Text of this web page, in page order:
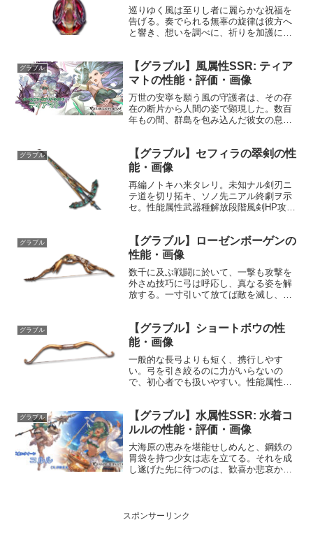
巡りゆく風は至りし者に麗らかな祝福を
告げる。奏でられる無辜の旋律は彼方へ
と響き、想いを調べに、祈りを加護に変
MAXLv3402748200奥義ゴールデンソー
ン敵に風属性5.0倍...
グラブル
【グラブル】風属性SSR: ティア
マトの性能・評価・画像
万世の安寧を願う風の守護者は、その存
在の断片から人間の姿で顕現した。数百
年もの間、群島を包み込んだ彼女の息吹
き抜けるだろう。プロフィール年齢：不
明身長：不明種族：星晶獣...
グラブル
【グラブル】セフィラの翠剣の性
能・画像
再編ノトキハ来タレリ。未知ナル剣刃ニ
テ道を切リ拓キ、ソノ先ニアル終劇ヲ示
セ。性能属性武器種解放段階風剣HP攻撃
衰値1,685,000ダメージ〕敵に風属...
グラブル
【グラブル】ローゼンボーゲンの
性能・画像
数千に及ぶ戦闘に於いて、一撃も攻撃を
外さぬ技巧に弓は呼応し、真なる姿を解
放する。一寸引いて放てば敵を滅し、一
す。性能属性武器種解放段階風弓HP攻撃
力MAXLv217238...
グラブル
【グラブル】ショートボウの性
能・画像
一般的な長弓よりも短く、携行しやす
い。弓を引き絞るのに力がいらないの
で、初心者でも扱いやすい。性能属性武
に風属性2.0倍ダメージ〔減衰値
1,685,000ダメージ〕入...
グラブル
【グラブル】水属性SSR: 水着コ
ルルの性能・評価・画像
大海原の恵みを堪能せしめんと、鋼鉄の
胃袋を持つ少女は志を立てる。それを成
し遂げた先に待つのは、歓喜か悲哀か。
130cm種族：ヒュー...
スポンサーリンク